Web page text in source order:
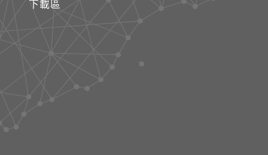
下載區